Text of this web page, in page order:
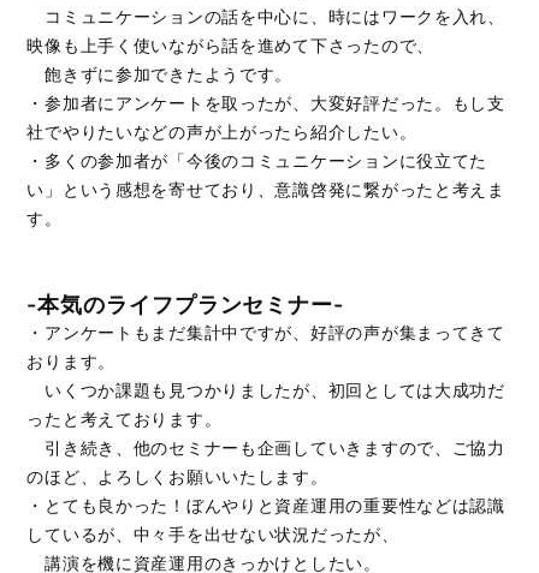
コミュニケーションの話を中心に、時にはワークを入れ、
映像も上手く使いながら話を進めて下さったので、
飽きずに参加できたようです。
・参加者にアンケートを取ったが、大変好評だった。もし支
社でやりたいなどの声が上がったら紹介したい。
・多くの参加者が「今後のコミュニケーションに役立てた
い」という感想を寄せており、意識啓発に繋がったと考えま
す。
-本気のライフプランセミナー-
・アンケートもまだ集計中ですが、好評の声が集まってきて
おります。
いくつか課題も見つかりましたが、初回としては大成功だ
ったと考えております。
引き続き、他のセミナーも企画していきますので、ご協力
のほど、よろしくお願いいたします。
・とても良かった！ぼんやりと資産運用の重要性などは認識
しているが、中々手を出せない状況だったが、
講演を機に資産運用のきっかけとしたい。